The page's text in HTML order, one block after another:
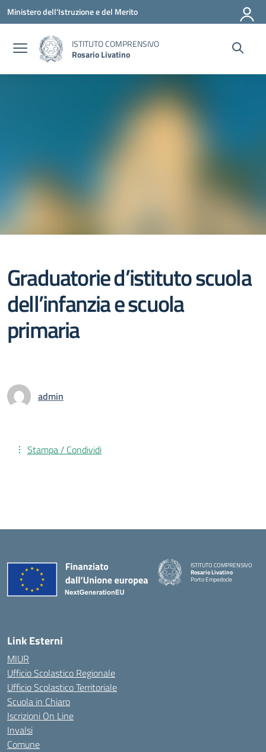
Vai ai contenuti
Vai al menu di navigazione
Vai al footer
Ministero dell'Istruzione e del Merito
ISTITUTO COMPRENSIVO
Rosario Livatino
Graduatorie d’istituto scuola
dell’infanzia e scuola
primaria
admin
Stampa / Condividi
ISTITUTO COMPRENSIVO
Rosario Livatino
Porto Empedocle
Link Esterni
MIUR
Ufficio Scolastico Regionale
Ufficio Scolastico Territoriale
Scuola in Chiaro
Iscrizioni On Line
Invalsi
Comune